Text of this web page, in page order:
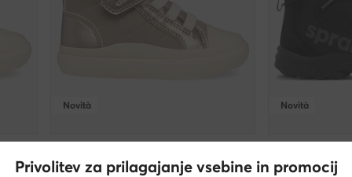
Novità
Polacchine · Beige
Novità
Polacchine ·
Privolitev za prilagajanje vsebine in promocij